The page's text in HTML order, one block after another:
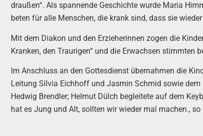
draußen“. Als spannende Geschichte wurde Maria
beten für alle Menschen, die krank sind, dass sie
Mit dem Diakon und den Erzieherinnen zogen die
Kranken, den Traurigen“ und die Erwachsen stimmten
Im Anschluss an den Gottesdienst übernahmen die
Leitung Silvia Eichhoff und Jasmin Schmid sowie
Hedwig Brendler; Helmut Dülch begleitete auf dem
hat es Jung und Alt, sollten wir wieder mal machen., so